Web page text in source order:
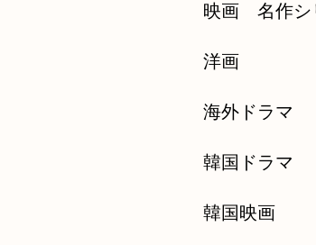
映画 名作シ
洋画
海外ドラマ
韓国ドラマ
韓国映画